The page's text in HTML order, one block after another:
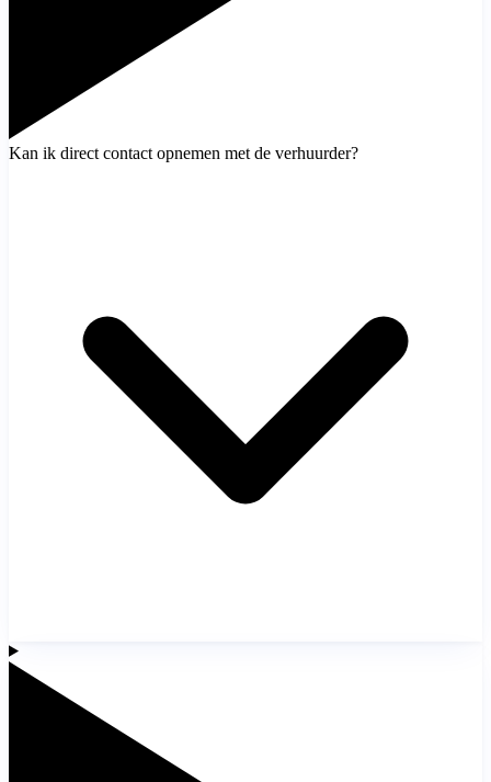
Kan ik direct contact opnemen met de verhuurder?